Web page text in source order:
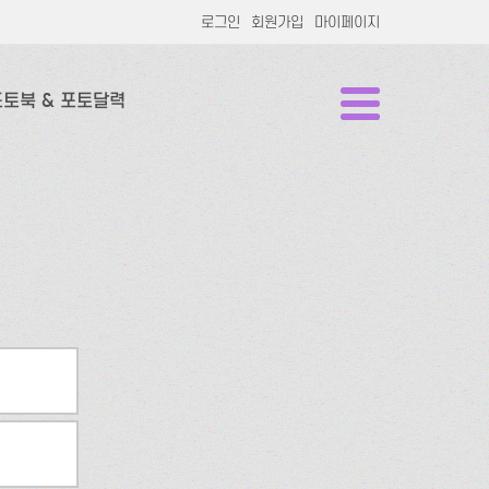
로그인 회원가입 마이페이지
북 & 포토달력